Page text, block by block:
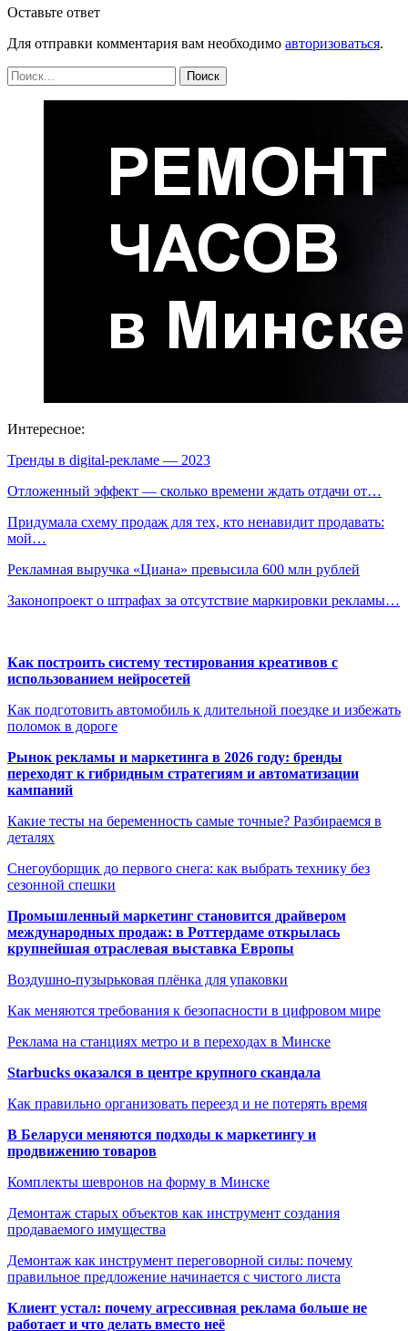
Оставьте ответ
Для отправки комментария вам необходимо авторизоваться.
Интересное:
Тренды в digital-рекламе — 2023
Отложенный эффект — сколько времени ждать отдачи от…
Придумала схему продаж для тех, кто ненавидит продавать:
мой…
Рекламная выручка «Циана» превысила 600 млн рублей
Законопроект о штрафах за отсутствие маркировки рекламы…
Как построить систему тестирования креативов с
использованием нейросетей
Как подготовить автомобиль к длительной поездке и избежать
поломок в дороге
Рынок рекламы и маркетинга в 2026 году: бренды
переходят к гибридным стратегиям и автоматизации
кампаний
Какие тесты на беременность самые точные? Разбираемся в
деталях
Снегоуборщик до первого снега: как выбрать технику без
сезонной спешки
Промышленный маркетинг становится драйвером
международных продаж: в Роттердаме открылась
крупнейшая отраслевая выставка Европы
Воздушно-пузырьковая плёнка для упаковки
Как меняются требования к безопасности в цифровом мире
Реклама на станциях метро и в переходах в Минске
Starbucks оказался в центре крупного скандала
Как правильно организовать переезд и не потерять время
В Беларуси меняются подходы к маркетингу и
продвижению товаров
Комплекты шевронов на форму в Минске
Демонтаж старых объектов как инструмент создания
продаваемого имущества
Демонтаж как инструмент переговорной силы: почему
правильное предложение начинается с чистого листа
Клиент устал: почему агрессивная реклама больше не
работает и что делать вместо неё